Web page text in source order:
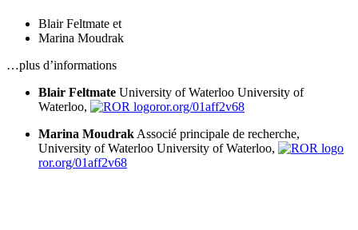
Blair Feltmate et
Marina Moudrak
…plus d’informations
Blair Feltmate University of Waterloo University of
Waterloo,
ror.org/01aff2v68
Marina Moudrak Associé principale de recherche,
University of Waterloo University of Waterloo,
ror.org/01aff2v68